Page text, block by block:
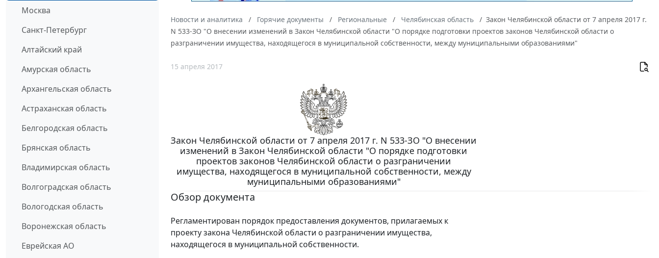
Москва
Санкт-Петербург
Алтайский край
Амурская область
Архангельская область
Астраханская область
Белгородская область
Брянская область
Владимирская область
Волгоградская область
Вологодская область
Воронежская область
Еврейская АО
Новости и аналитика Горячие документы Региональные Челябинская область
Закон Челябинской области от 7 апреля 2017 г.
N 533-ЗО "О внесении изменений в Закон Челябинской области "О порядке подготовки проектов законов Челябинской области о
разграничении имущества, находящегося в муниципальной собственности, между муниципальными образованиями"
15 апреля 2017
Закон Челябинской области от 7 апреля 2017 г. N 533-ЗО "О внесении
изменений в Закон Челябинской области "О порядке подготовки
проектов законов Челябинской области о разграничении
имущества, находящегося в муниципальной собственности, между
муниципальными образованиями"
Обзор документа
Регламентирован порядок предоставления документов, прилагаемых к
проекту закона Челябинской области о разграничении имущества,
находящегося в муниципальной собственности.